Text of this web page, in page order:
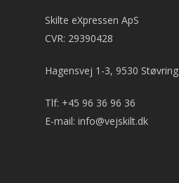
Skilte eXpressen ApS
CVR: 29390428
Hagensvej 1-3, 9530 Støvring
Tlf: +45 96 36 96 36
E-mail: info@vejskilt.dk